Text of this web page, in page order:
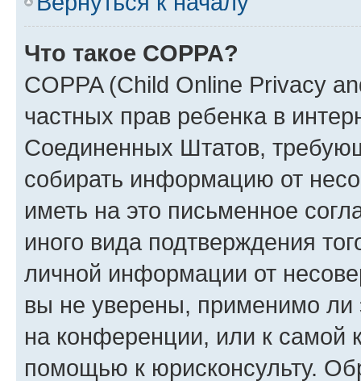
Что такое COPPA?
COPPA (Child Online Privacy
частных прав ребенка в
Соединенных Штатов,
собирать информацию от
иметь на это письменное
иного вида подтверждения
личной информации от
вы не уверены, применимо ли
на конференции, или к самой
помощью к юрисконсульту.